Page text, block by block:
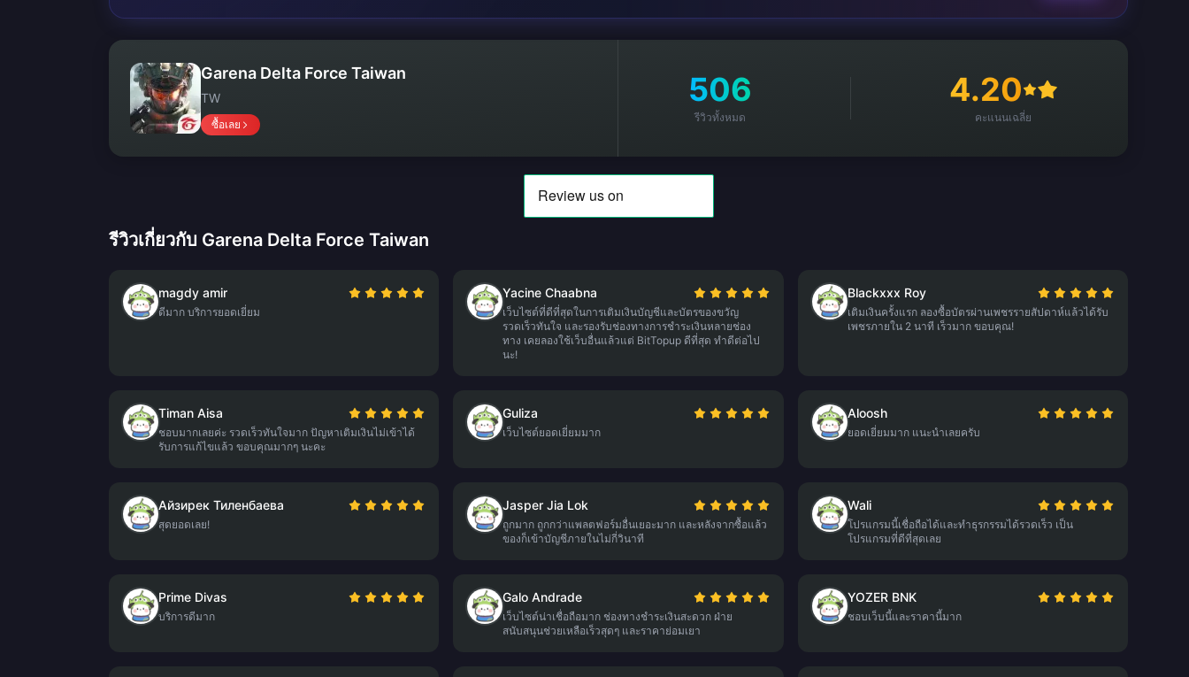
Garena Delta Force Taiwan
TW
ซื้อเลย
506
รีวิวทั้งหมด
4.20
คะแนนเฉลี่ย
รีวิวเกี่ยวกับ Garena Delta Force Taiwan
magdy amir
ดีมาก บริการยอดเยี่ยม
Yacine Chaabna
เว็บไซต์ที่ดีที่สุดในการเติมเงินบัญชีและบัตรของขวัญ
รวดเร็วทันใจ และรองรับช่องทางการชำระเงินหลายช่อง
ทาง เคยลองใช้เว็บอื่นแล้วแต่ BitTopup ดีที่สุด ทำดีต่อไป
นะ!
Blackxxx Roy
เติมเงินครั้งแรก ลองซื้อบัตรผ่านเพชรรายสัปดาห์แล้วได้รับ
เพชรภายใน 2 นาที เร็วมาก ขอบคุณ!
Timan Aisa
ชอบมากเลยค่ะ รวดเร็วทันใจมาก ปัญหาเติมเงินไม่เข้าได้
รับการแก้ไขแล้ว ขอบคุณมากๆ นะคะ
Guliza
เว็บไซต์ยอดเยี่ยมมาก
Aloosh
ยอดเยี่ยมมาก แนะนำเลยครับ
Айзирек Тиленбаева
สุดยอดเลย!
Jasper Jia Lok
ถูกมาก ถูกกว่าแพลตฟอร์มอื่นเยอะมาก และหลังจากซื้อแล้ว
ของก็เข้าบัญชีภายในไม่กี่วินาที
Wali
โปรแกรมนี้เชื่อถือได้และทำธุรกรรมได้รวดเร็ว เป็น
โปรแกรมที่ดีที่สุดเลย
Prime Divas
บริการดีมาก
Galo Andrade
เว็บไซต์น่าเชื่อถือมาก ช่องทางชำระเงินสะดวก ฝ่าย
สนับสนุนช่วยเหลือเร็วสุดๆ และราคาย่อมเยา
YOZER BNK
ชอบเว็บนี้และราคานี้มาก